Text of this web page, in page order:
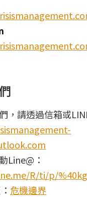
，請透過信箱或
Line@：
R/ti/p/
危機邊界